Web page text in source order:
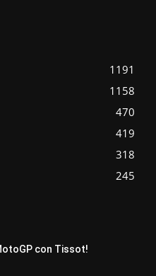
1191
1158
470
419
318
245
Secciones
con Tissot!